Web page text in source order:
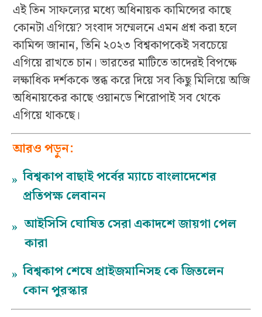
এই তিন সাফল্যের মধ্যে অধিনায়ক কামিন্সের কাছে
কোনটা এগিয়ে? সংবাদ সম্মেলনে এমন প্রশ্ন করা হলে
কামিন্স জানান, তিনি ২০২৩ বিশ্বকাপকেই সবচেয়ে
এগিয়ে রাখতে চান। ভারতের মাটিতে তাদেরই বিপক্ষে
লক্ষাধিক দর্শককে স্তব্ধ করে দিয়ে সব কিছু মিলিয়ে অজি
অধিনায়কের কাছে ওয়ানডে শিরোপাই সব থেকে
এগিয়ে থাকছে।
আরও পড়ুন:
» বিশ্বকাপ বাছাই পর্বের ম্যাচে বাংলাদেশের
প্রতিপক্ষ লেবানন
» আইসিসি ঘোষিত সেরা একাদশে জায়গা পেল
কারা
» বিশ্বকাপ শেষে প্রাইজমানিসহ কে জিতলেন
কোন পুরস্কার